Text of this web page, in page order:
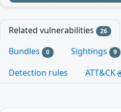
Related vulnerabilities 26
Bundles 0 Sightings 9
Detection rules
ATT&CK